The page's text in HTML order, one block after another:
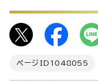
ページID 1048055